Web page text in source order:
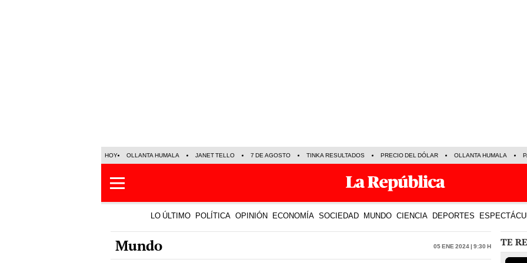
HOY OLLANTA HUMALA JANET TELLO 7 DE AGOSTO TINKA RESULTADOS PRECIO DEL DÓLAR OLLANTA HUMALA
LO ÚLTIMO POLÍTICA OPINIÓN ECONOMÍA SOCIEDAD MUNDO CIENCIA DEPORTES
Mundo 05 Ene 2024 | 9:30 h TE